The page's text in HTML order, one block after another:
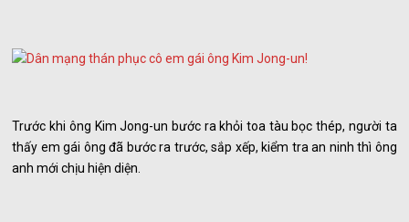
Trước khi ông Kim Jong-un bước ra khỏi toa tàu bọc thép, người ta
thấy em gái ông đã bước ra trước, sắp xếp, kiểm tra an ninh thì ông
anh mới chịu hiện diện.